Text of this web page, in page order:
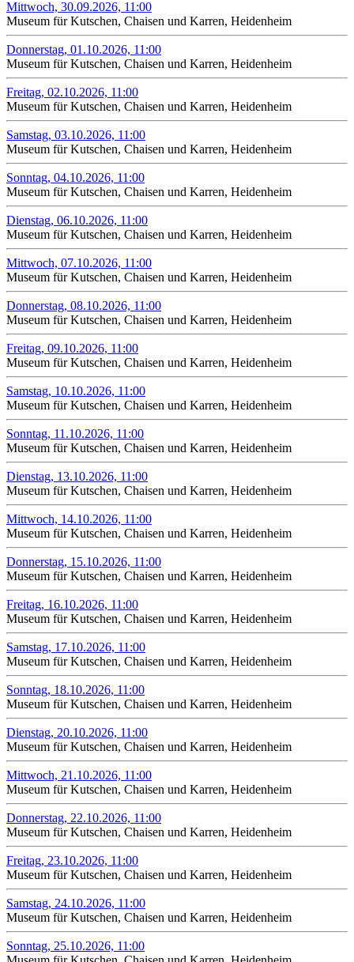
Mittwoch, 30.09.2026, 11:00
Museum für Kutschen, Chaisen und Karren, Heidenheim
Donnerstag, 01.10.2026, 11:00
Museum für Kutschen, Chaisen und Karren, Heidenheim
Freitag, 02.10.2026, 11:00
Museum für Kutschen, Chaisen und Karren, Heidenheim
Samstag, 03.10.2026, 11:00
Museum für Kutschen, Chaisen und Karren, Heidenheim
Sonntag, 04.10.2026, 11:00
Museum für Kutschen, Chaisen und Karren, Heidenheim
Dienstag, 06.10.2026, 11:00
Museum für Kutschen, Chaisen und Karren, Heidenheim
Mittwoch, 07.10.2026, 11:00
Museum für Kutschen, Chaisen und Karren, Heidenheim
Donnerstag, 08.10.2026, 11:00
Museum für Kutschen, Chaisen und Karren, Heidenheim
Freitag, 09.10.2026, 11:00
Museum für Kutschen, Chaisen und Karren, Heidenheim
Samstag, 10.10.2026, 11:00
Museum für Kutschen, Chaisen und Karren, Heidenheim
Sonntag, 11.10.2026, 11:00
Museum für Kutschen, Chaisen und Karren, Heidenheim
Dienstag, 13.10.2026, 11:00
Museum für Kutschen, Chaisen und Karren, Heidenheim
Mittwoch, 14.10.2026, 11:00
Museum für Kutschen, Chaisen und Karren, Heidenheim
Donnerstag, 15.10.2026, 11:00
Museum für Kutschen, Chaisen und Karren, Heidenheim
Freitag, 16.10.2026, 11:00
Museum für Kutschen, Chaisen und Karren, Heidenheim
Samstag, 17.10.2026, 11:00
Museum für Kutschen, Chaisen und Karren, Heidenheim
Sonntag, 18.10.2026, 11:00
Museum für Kutschen, Chaisen und Karren, Heidenheim
Dienstag, 20.10.2026, 11:00
Museum für Kutschen, Chaisen und Karren, Heidenheim
Mittwoch, 21.10.2026, 11:00
Museum für Kutschen, Chaisen und Karren, Heidenheim
Donnerstag, 22.10.2026, 11:00
Museum für Kutschen, Chaisen und Karren, Heidenheim
Freitag, 23.10.2026, 11:00
Museum für Kutschen, Chaisen und Karren, Heidenheim
Samstag, 24.10.2026, 11:00
Museum für Kutschen, Chaisen und Karren, Heidenheim
Sonntag, 25.10.2026, 11:00